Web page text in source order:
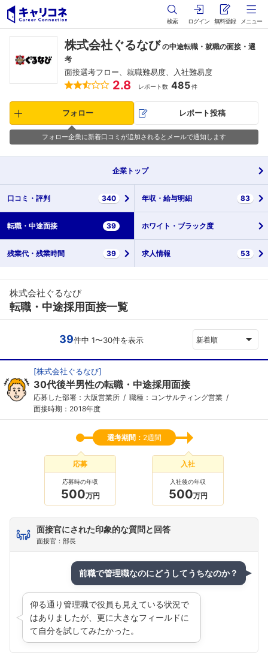
検索 ログイン 無料登録 メニュー
株式会社ぐるなび の中途転職・就職の面接・選
考
面接選考フロー、就職難易度、入社難易度
2.8 レポート数 485件
フォロー レポート投稿
フォロー企業に新着口コミが追加されるとメールで通知します
企業 トップ
口コミ・ 評判 340 年収・ 給与明細 83
転職・ 中途面接 39 ホワイト・ ブラック度
残業代・ 残業時間 39 求人情報 53
株式会社ぐるなび
転職・中途採用面接一覧
39件中 1〜30件を表示 新着順
[株式会社ぐるなび]
30代後半男性の転職・中途採用面接
応募した部署：大阪営業所
職種：コンサルティング営業
面接時期：2018年度
選考期間： 2週間
応募
応募時の年収
500万円
入社
入社後の年収
500万円
面接官にされた印象的な質問と回答
面接官：部長
前職で管理職なのにどうしてうちなのか？
仰る通り管理職で役員も見えている状況で
はありましたが、更に大きなフィールドに
て自分を試してみたかった。